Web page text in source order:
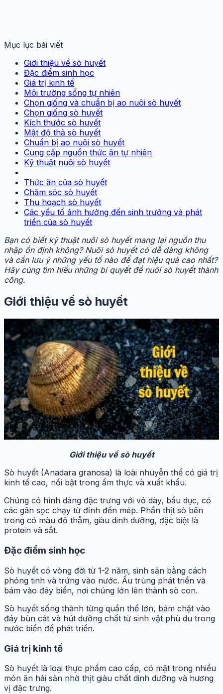
Mục lục bài viết
Giới thiệu về sò huyết
Đặc điểm sinh học
Giá trị kinh tế
Môi trường sống tự nhiên
Chọn giống và chuẩn bị ao nuôi sò huyết
Chọn giống sò huyết
Kích thước sò huyết
Mật độ thả sò huyết
Chuẩn bị ao nuôi sò huyết
Cung cấp nguồn thức ăn tự nhiên
Kỹ thuật nuôi sò huyết
Thức ăn của sò huyết
Chăm sóc sò huyết
Thu hoạch sò huyết
Các yếu tố ảnh hưởng đến sinh trưởng và phát
triển của sò huyết
Bạn có biết kỹ thuật nuôi sò huyết mang lại nguồn thu
nhập ổn định không? Nuôi sò huyết có dễ dàng không
và cần lưu ý những yếu tố nào để đạt hiệu quả cao nhất?
Hãy cùng tìm hiểu những bí quyết để nuôi sò huyết thành
công.
Giới thiệu về sò huyết
Giới thiệu về sò huyết
Sò huyết (Anadara granosa) là loài nhuyễn thể có giá trị
kinh tế cao, nổi bật trong ẩm thực và xuất khẩu.
Chúng có hình dáng đặc trưng với vỏ dày, bầu dục, có
các gân sọc chạy từ đỉnh đến mép. Phần thịt sò bên
trong có màu đỏ thẫm, giàu dinh dưỡng, đặc biệt là
protein và sắt.
Đặc điểm sinh học
Sò huyết có vòng đời từ 1-2 năm, sinh sản bằng cách
phóng tinh và trứng vào nước. Ấu trùng phát triển và
bám vào đáy biển, nơi chúng lớn lên thành sò con.
Sò huyết sống thành từng quần thể lớn, bám chặt vào
đáy bùn cát và hút dưỡng chất từ sinh vật phù du trong
nước biển để phát triển.
Giá trị kinh tế
Sò huyết là loại thực phẩm cao cấp, có mặt trong nhiều
món ăn hải sản nhờ thịt giàu chất dinh dưỡng và hương
vị đặc trưng.